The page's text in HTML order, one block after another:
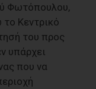
Φωτόπουλου,
Κεντρικό
του προς
υπάρχει
που να